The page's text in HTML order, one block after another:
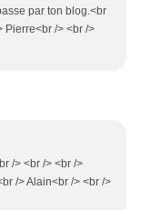
par ton blog.<br
Pierre<br /> <br />
/> <br /> <br />
/> Alain<br /> <br />